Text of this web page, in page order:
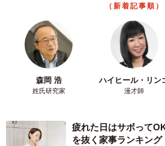
（新着記事順）
森岡 浩
姓氏研究家
ハイヒール・リン
漫才師
疲れた日はサボって
を抜く家事ランキン